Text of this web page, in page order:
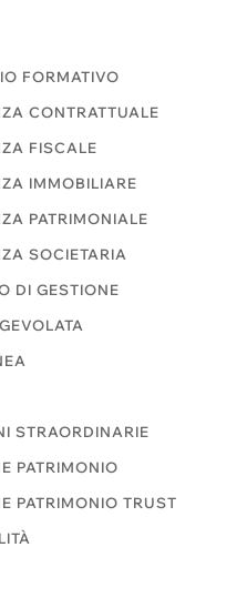
FORMATIVO
CONTRATTUALE
FISCALE
IMMOBILIARE
PATRIMONIALE
SOCIETARIA
DI GESTIONE
STRAORDINARIE
PATRIMONIO
PATRIMONIO TRUST